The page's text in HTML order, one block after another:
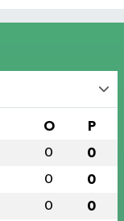
O P
0 0
0 0
0 0